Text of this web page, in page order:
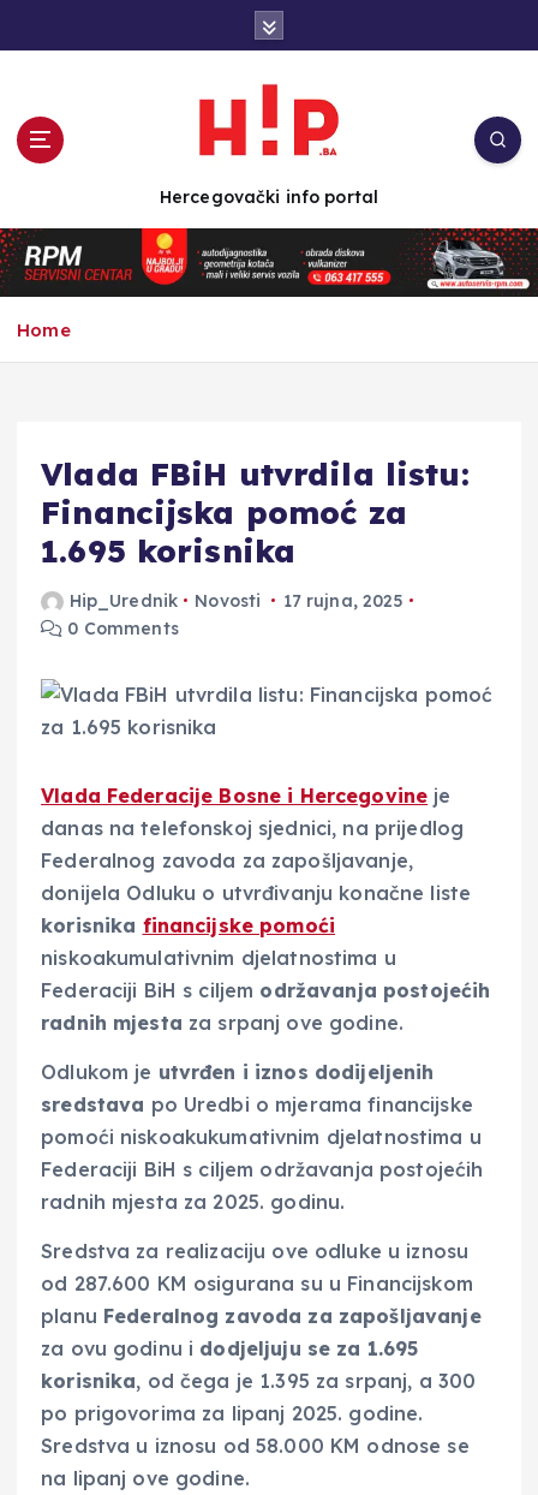
n
t
e
Hercegovački info portal
Home
Vlada FBiH utvrdila listu:
Financijska pomoć za
1.695 korisnika
Hip_Urednik Novosti
17 rujna, 2025
0 Comments
Vlada Federacije Bosne i Hercegovine je
danas na telefonskoj sjednici, na prijedlog
Federalnog zavoda za zapošljavanje,
donijela Odluku o utvrđivanju konačne liste
korisnika financijske pomoći
niskoakumulativnim djelatnostima u
Federaciji BiH s ciljem održavanja postojećih
radnih mjesta za srpanj ove godine.
Odlukom je utvrđen i iznos dodijeljenih
sredstava po Uredbi o mjerama financijske
pomoći niskoakukumativnim djelatnostima u
Federaciji BiH s ciljem održavanja postojećih
radnih mjesta za 2025. godinu.
Sredstva za realizaciju ove odluke u iznosu
od 287.600 KM osigurana su u Financijskom
planu Federalnog zavoda za zapošljavanje
za ovu godinu i dodjeljuju se za 1.695
korisnika, od čega je 1.395 za srpanj, a 300
po prigovorima za lipanj 2025. godine.
Sredstva u iznosu od 58.000 KM odnose se
na lipanj ove godine.